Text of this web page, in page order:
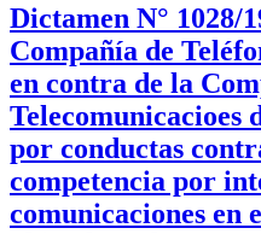
Dictamen N° 1028/
Compañía de
en contra de la
Telecomunicacioes
por conductas
competencia por
comunicaciones